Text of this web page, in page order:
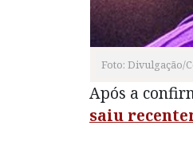
Foto: Divulgação/
Após a
saiu